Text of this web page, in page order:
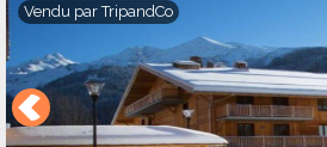
Vendu parTripandCo